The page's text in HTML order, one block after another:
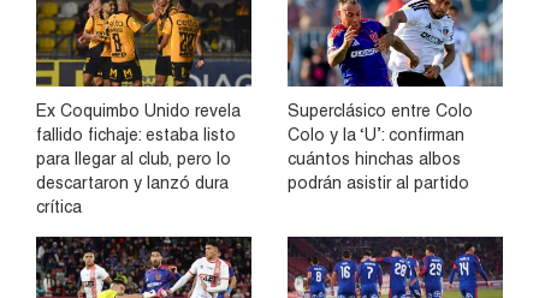
Ex Coquimbo Unido revela
fallido fichaje: estaba listo
para llegar al club, pero lo
descartaron y lanzó dura
crítica
Superclásico entre Colo
Colo y la ‘U’: confirman
cuántos hinchas albos
podrán asistir al partido